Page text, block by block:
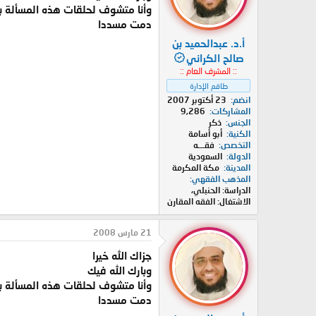
أ.د. عبدالحميد بن
صالح الكراني
:: المشرف العام ::
طاقم الإدارة
انضم
23 أكتوبر 2007
المشاركات
9,286
الجنس ذكر
الكنية أبو أسامة
التخصص
فقـــه
الدولة السعودية
المدينة مكة المكرمة
المذهب الفقهي
الدراسة: الحنبلي،
الاشتغال: الفقه المقارن
وأنا متشوف لحلقات هذه
دمت مسددا
21 مارس 2008
جزاك الله خيرا
وبارك الله فيك
وأنا متشوف لحلقات هذه
دمت مسددا